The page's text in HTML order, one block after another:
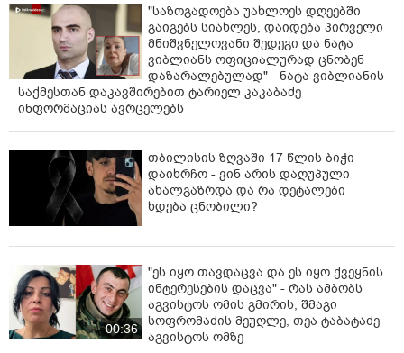
"საზოგადოება უახლოეს დღეებში
გაიგებს სიახლეს, დაიდება პირველი
მნიშვნელოვანი შედეგი და ნატა
ვიბლიანს ოფიციალურად ცნობენ
დაზარალებულად" - ნატა ვიბლიანის
საქმესთან დაკავშირებით ტარიელ კაკაბაძე
ინფორმაციას ავრცელებს
თბილისის ზღვაში 17 წლის ბიჭი
დაიხრჩო - ვინ არის დაღუპული
ახალგაზრდა და რა დეტალები
ხდება ცნობილი?
00:36
"ეს იყო თავდაცვა და ეს იყო ქვეყნის
ინტერესების დაცვა" - რას ამბობს
აგვისტოს ომის გმირის, შმაგი
სოფრომაძის მეუღლე, თეა ტაბატაძე
აგვისტოს ომზე